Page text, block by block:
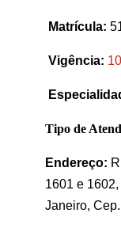
Matrícula:
Vigência: 1
Tipo de
Endereço:
1601 e
Janeiro,